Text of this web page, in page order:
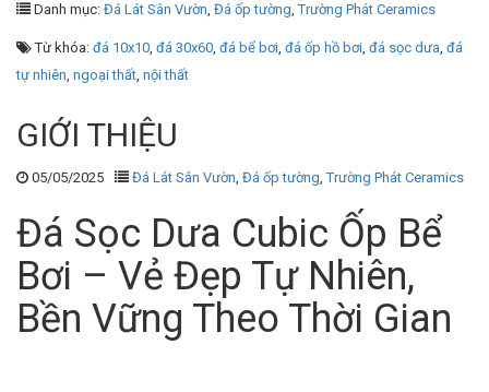
Danh mục: Đá Lát Sân Vườn, Đá ốp tường,Trường Phát Ceramics
Từ khóa: đá 10x10, đá 30x60, đá bể bơi, đá ốp hồ bơi, đá sọc dưa, đá
tự nhiên, ngoại thất, nội thất
GIỚI THIỆU
05/05/2025 Đá Lát Sân Vườn, Đá ốp tường,Trường Phát Ceramics
Đá Sọc Dưa Cubic Ốp Bể
Bơi – Vẻ Đẹp Tự Nhiên,
Bền Vững Theo Thời Gian